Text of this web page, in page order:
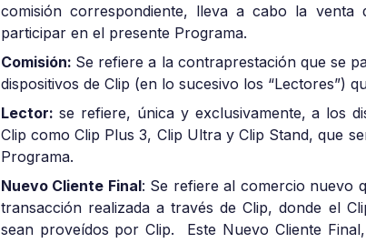
comisión correspondiente, lleva a cabo la
participar en el presente Programa.
Comisión: Se refiere a la contraprestación que se
dispositivos de Clip (en lo sucesivo los “Lectores”)
Lector: se refiere, única y exclusivamente, a los
Clip como Clip Plus 3, Clip Ultra y Clip Stand, que
Programa.
Nuevo Cliente Final: Se refiere al comercio nuevo
transacción realizada a través de Clip, donde el
sean proveídos por Clip. Este Nuevo Cliente